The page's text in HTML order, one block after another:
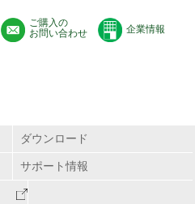
ご購入の
お問い合わせ
企業情報
ダウンロード
サポート情報